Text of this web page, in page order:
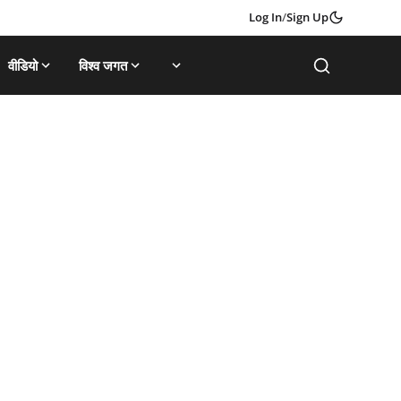
Log In/Sign Up
वीडियो विश्व जगत